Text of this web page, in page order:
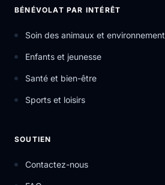
BÉNÉVOLAT PAR INTÉRÊT
Soin des animaux et environnement
Enfants et jeunesse
Santé et bien-être
Sports et loisirs
SOUTIEN
Contactez-nous